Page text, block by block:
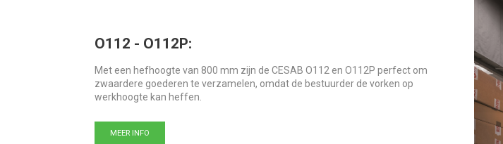
O112 - O112P:
Met een hefhoogte van 800 mm zijn de CESAB O112 en O112P perfect om
zwaardere goederen te verzamelen, omdat de bestuurder de vorken op
werkhoogte kan heffen.
MEER INFO